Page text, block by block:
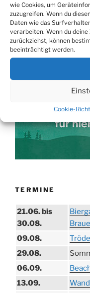
wie Cookies, um
zuzugreifen. Wenn du
Daten wie das
verarbeiten. Wenn du
zurückziehst, können
beeinträchtigt werden.
Cookie-
Suchen
nach:
WERBUNG
TERMINE
21.06. bis
30.08.
09.08.
29.08.
06.09.
13.09.